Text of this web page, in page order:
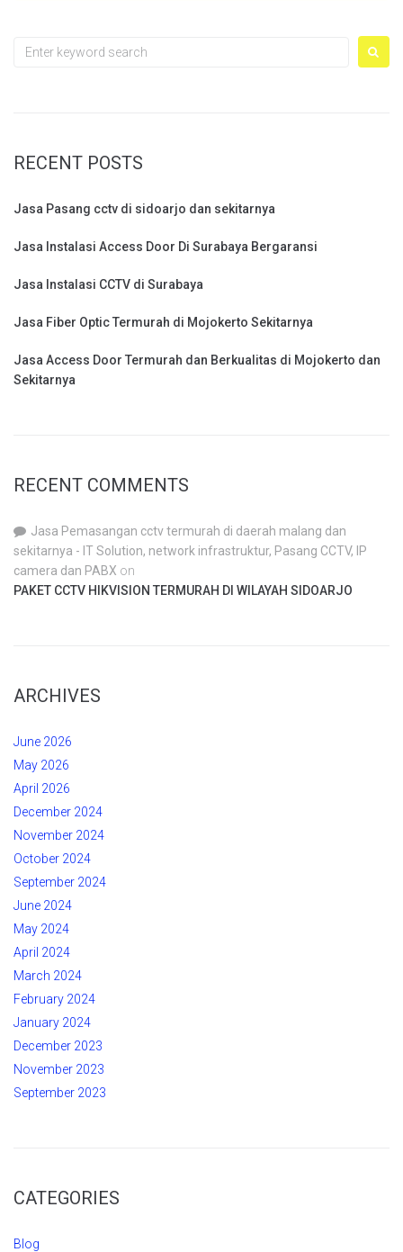
Search
RECENT POSTS
Jasa Pasang cctv di sidoarjo dan sekitarnya
Jasa Instalasi Access Door Di Surabaya Bergaransi
Jasa Instalasi CCTV di Surabaya
Jasa Fiber Optic Termurah di Mojokerto Sekitarnya
Jasa Access Door Termurah dan Berkualitas di Mojokerto dan
Sekitarnya
RECENT COMMENTS
Jasa Pemasangan cctv termurah di daerah malang dan
sekitarnya - IT Solution, network infrastruktur, Pasang CCTV, IP
camera dan PABX on
PAKET CCTV HIKVISION TERMURAH DI WILAYAH SIDOARJO
ARCHIVES
June 2026
May 2026
April 2026
December 2024
November 2024
October 2024
September 2024
June 2024
May 2024
April 2024
March 2024
February 2024
January 2024
December 2023
November 2023
September 2023
CATEGORIES
Blog